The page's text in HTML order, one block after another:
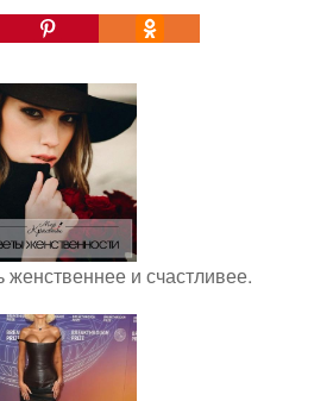
женственнее и счастливее.